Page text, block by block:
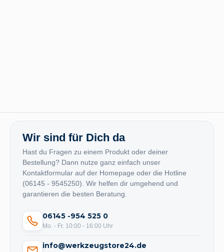
Wir sind für Dich da
Hast du Fragen zu einem Produkt oder deiner
Bestellung? Dann nutze ganz einfach unser
Kontaktformular auf der Homepage oder die Hotline
(06145 - 9545250). Wir helfen dir umgehend und
garantieren die besten Beratung.
06145 -954 525 0
Mo. - Fr. 10:00 - 16:00 Uhr
info@werkzeugstore24.de